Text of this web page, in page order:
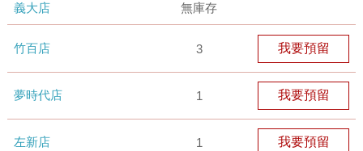
義大店 無庫存
竹百店 3 我要預留
夢時代店 1 我要預留
左新店 1 我要預留